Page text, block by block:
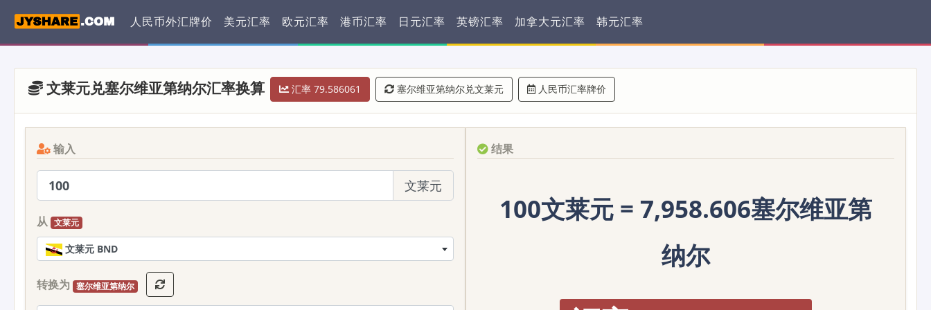
人民币外汇牌价 美元汇率 欧元汇率 港币汇率 日元汇率 英镑汇率 加拿大元汇率 韩元汇率
文莱元兑塞尔维亚第纳尔汇率换算 汇率 79.586061 塞尔维亚第纳尔兑文莱元 人民币汇率牌价
输入
文莱元
从 文莱元
文莱元 BND
转换为 塞尔维亚第纳尔
结果
100文莱元 = 7,958.606塞尔维亚第
纳尔